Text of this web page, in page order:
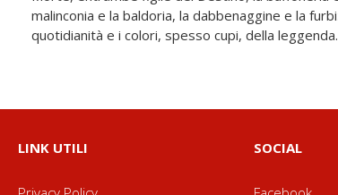
quotidianità e i colori, spesso cupi, della leggenda.
LINK UTILI SOCIAL